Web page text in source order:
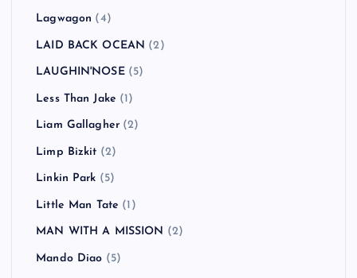
Lagwagon (4)
LAID BACK OCEAN (2)
LAUGHIN'NOSE(5)
Less Than Jake (1)
Liam Gallagher (2)
Limp Bizkit (2)
Linkin Park (5)
Little Man Tate (1)
MAN WITH A MISSION (2)
Mando Diao (5)